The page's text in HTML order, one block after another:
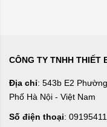
CÔNG TY TNHH THIẾT
Địa chỉ: 543b E2
Phố Hà Nội - Việt Nam
Số điện thoại: